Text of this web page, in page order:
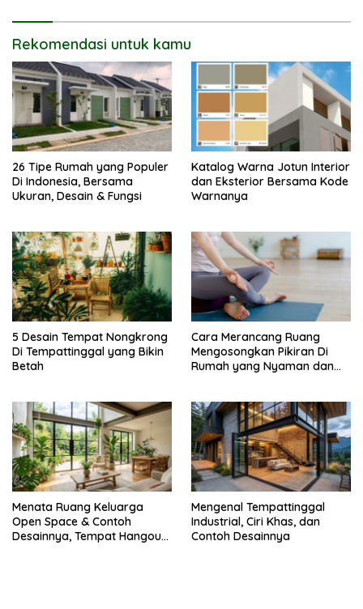
Rekomendasi untuk kamu
26 Tipe Rumah yang Populer
Di Indonesia, Bersama
Ukuran, Desain & Fungsi
Katalog Warna Jotun Interior
dan Eksterior Bersama Kode
Warnanya
5 Desain Tempat Nongkrong
Di Tempattinggal yang Bikin
Betah
Cara Merancang Ruang
Mengosongkan Pikiran Di
Rumah yang Nyaman dan
Menata Ruang Keluarga
Open Space & Contoh
Desainnya, Tempat Hangout
Mengenal Tempattinggal
Industrial, Ciri Khas, dan
Contoh Desainnya